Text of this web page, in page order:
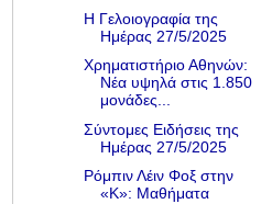
Η Γελοιογραφία της
Ημέρας 27/5/2025
Χρηματιστήριο Αθηνών:
Νέα υψηλά στις 1.850
μονάδες...
Σύντομες Ειδήσεις της
Ημέρας 27/5/2025
Ρόμπιν Λέιν Φοξ στην
«Κ»: Μαθήματα